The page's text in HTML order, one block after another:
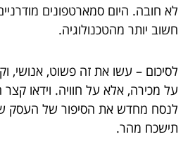
לא חובה. היום סמארטפונים
חשוב יותר מהטכנולוגיה.
לסיכום – עשו את זה פשוט, אנושי,
על מכירה, אלא על חוויה. וידאו
לנסח מחדש את הסיפור של העסק
תישכח מהר.